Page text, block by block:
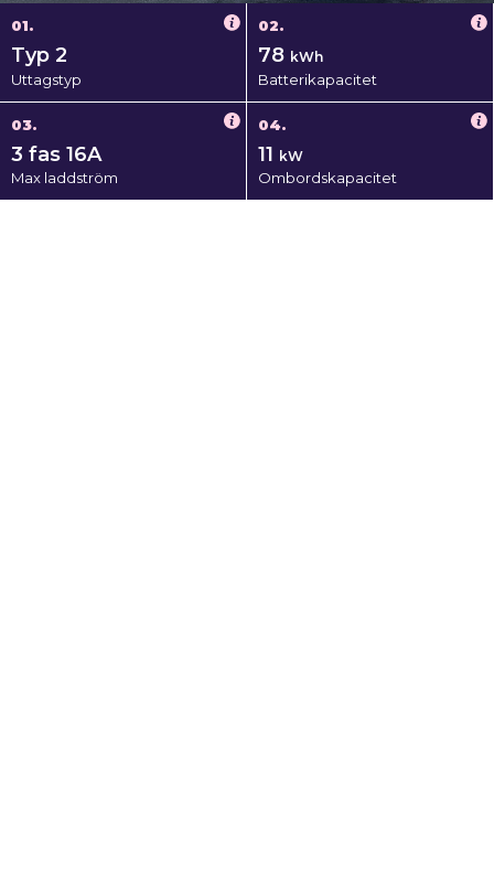
01.
Typ 2
Uttagstyp
02.
78 kWh
Batterikapacitet
03.
3 fas 16A
Max laddström
04.
11 kW
Ombordskapacitet